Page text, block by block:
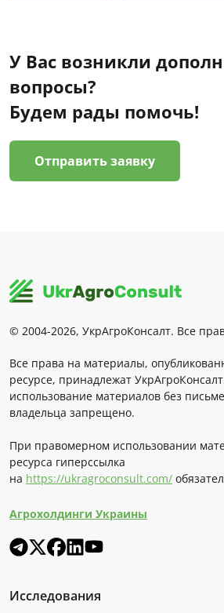
У Вас возникли
вопросы?
Будем рады помочь!
Отправить заявку
© 2004-2026, УкрАгроКонсалт. Все
Все права на материалы,
ресурсе, принадлежат
использование материалов без
владельца запрещено.
При правомерном использовании
ресурса гиперссылка
на https://ukragroconsult.com/
Агрохолдинги Украины
Исследования